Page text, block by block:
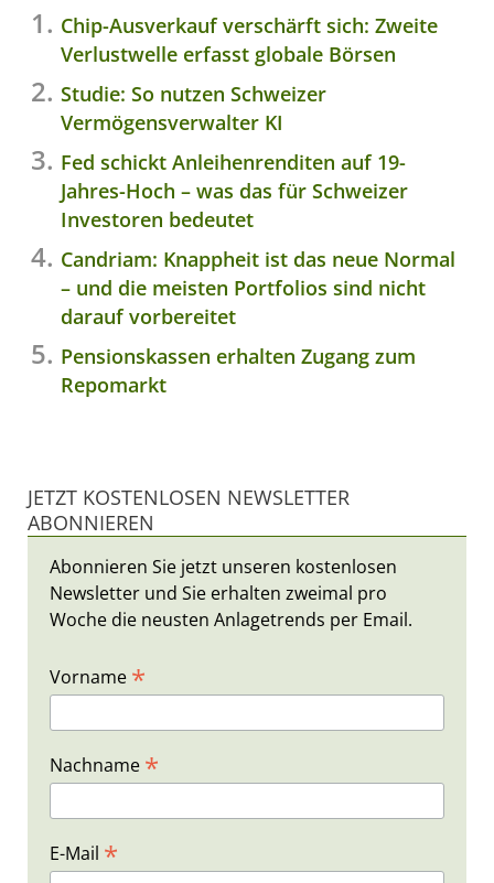
Chip-Ausverkauf verschärft sich: Zweite
Verlustwelle erfasst globale Börsen
Studie: So nutzen Schweizer
Vermögensverwalter KI
Fed schickt Anleihenrenditen auf 19-
Jahres-Hoch – was das für Schweizer
Investoren bedeutet
Candriam: Knappheit ist das neue Normal
– und die meisten Portfolios sind nicht
darauf vorbereitet
Pensionskassen erhalten Zugang zum
Repomarkt
JETZT KOSTENLOSEN NEWSLETTER
ABONNIEREN
Abonnieren Sie jetzt unseren kostenlosen
Newsletter und Sie erhalten zweimal pro
Woche die neusten Anlagetrends per Email.
Vorname *
Nachname *
E-Mail *